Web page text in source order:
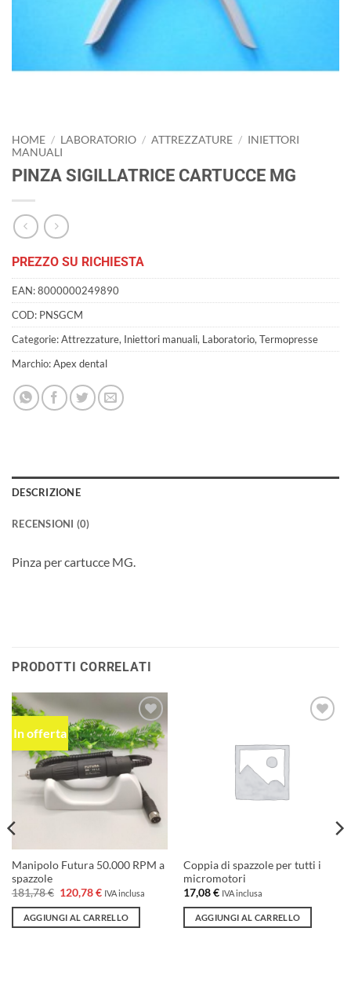
HOME / LABORATORIO / ATTREZZATURE / INIETTORI
MANUALI
PINZA SIGILLATRICE CARTUCCE MG
PREZZO SU RICHIESTA
EAN:8000000249890
COD: PNSGCM
Categorie:Attrezzature, Iniettori manuali, Laboratorio, Termopresse
Marchio:Apex dental
DESCRIZIONE
RECENSIONI (0)
Pinza per cartucce MG.
PRODOTTI CORRELATI
In offerta
Aggiungi
alla lista
dei
desideri
Manipolo Futura 50.000 RPM a
spazzole
181,78€ Il
prezzo
originale
era:
120,78€Il
attuale
è:
IVA inclusa
AGGIUNGI AL CARRELLO
Coppia di spazzole per tutti i
micromotori
17,08€ IVA inclusa
AGGIUNGI AL CARRELLO